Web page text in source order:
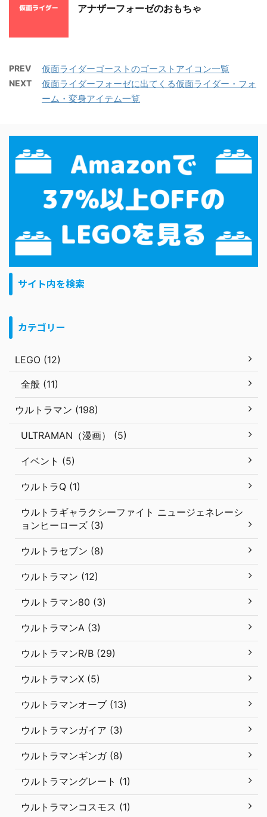
アナザーフォーゼのおもちゃ
PREV 仮面ライダーゴーストのゴーストアイコン一覧
NEXT
仮面ライダーフォーゼに出てくる仮面ライダー・フォ
ーム・変身アイテム一覧
サイト内を検索
カテゴリー
LEGO (12)
全般 (11)
ウルトラマン (198)
ULTRAMAN（漫画） (5)
イベント (5)
ウルトラQ (1)
ウルトラギャラクシーファイト ニュージェネレーシ
ョンヒーローズ (3)
ウルトラセブン (8)
ウルトラマン (12)
ウルトラマン80 (3)
ウルトラマンA (3)
ウルトラマンR/B (29)
ウルトラマンX (5)
ウルトラマンオーブ (13)
ウルトラマンガイア (3)
ウルトラマンギンガ (8)
ウルトラマングレート (1)
ウルトラマンコスモス (1)